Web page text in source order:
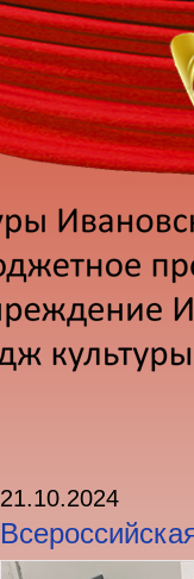
21.10.2024